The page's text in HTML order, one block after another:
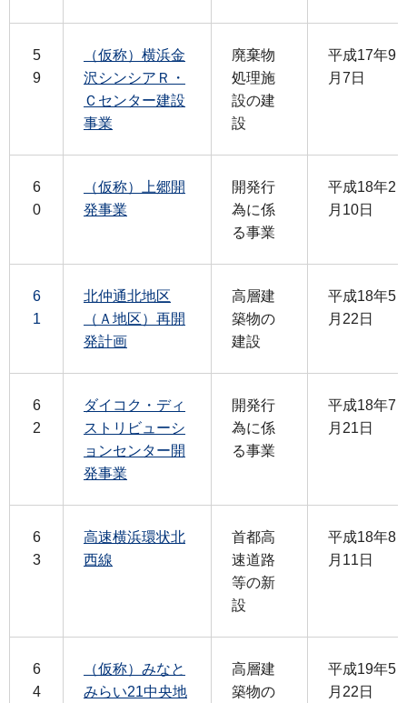
5
9
（仮称）横浜金
沢シンシアＲ・
Ｃセンター建設
事業
廃棄物
処理施
設の建
設
平成17年9
月7日
6
0
（仮称）上郷開
発事業
開発行
為に係
る事業
平成18年2
月10日
6
1
北仲通北地区
（Ａ地区）再開
発計画
高層建
築物の
建設
平成18年5
月22日
6
2
ダイコク・ディ
ストリビューシ
ョンセンター開
発事業
開発行
為に係
る事業
平成18年7
月21日
6
3
高速横浜環状北
西線
首都高
速道路
等の新
設
平成18年8
月11日
6
4
（仮称）みなと
みらい21中央地
高層建
築物の
平成19年5
月22日